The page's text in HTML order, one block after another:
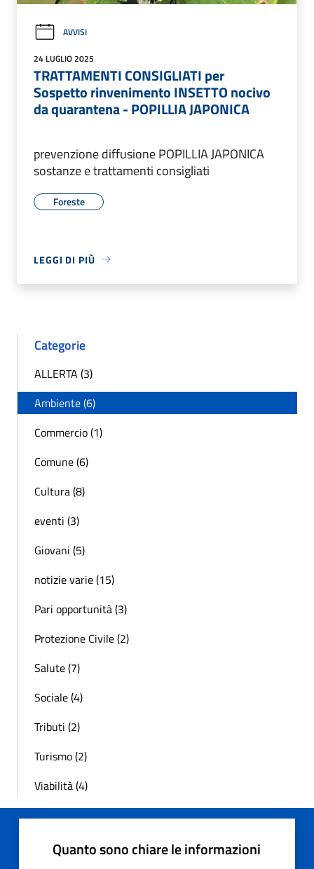
AVVISI
24 LUGLIO 2025
TRATTAMENTI CONSIGLIATI per
Sospetto rinvenimento INSETTO nocivo
da quarantena - POPILLIA JAPONICA
prevenzione diffusione POPILLIA JAPONICA
sostanze e trattamenti consigliati
Foreste
LEGGI DI PIÙ
Categorie
ALLERTA (3)
Ambiente (6)
Commercio (1)
Comune (6)
Cultura (8)
eventi (3)
Giovani (5)
notizie varie (15)
Pari opportunità (3)
Protezione Civile (2)
Salute (7)
Sociale (4)
Tributi (2)
Turismo (2)
Viabilità (4)
Quanto sono chiare le informazioni